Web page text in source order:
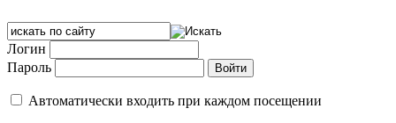
Логин
Пароль
Автоматически входить при каждом посещении